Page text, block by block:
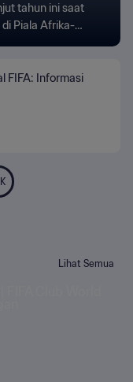
tahun ini saat
Piala Afrika-
FIFA: Informasi
Lihat Semua